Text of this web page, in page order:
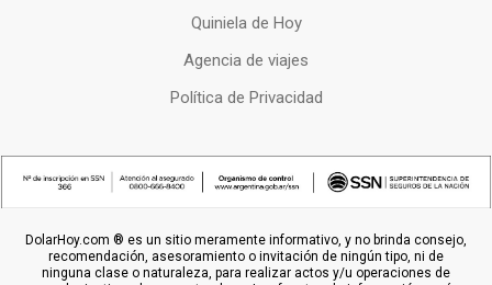
Quiniela de Hoy
Agencia de viajes
Política de Privacidad
DolarHoy.com ® es un sitio meramente informativo, y no brinda consejo,
recomendación, asesoramiento o invitación de ningún tipo, ni de
ninguna clase o naturaleza, para realizar actos y/u operaciones de